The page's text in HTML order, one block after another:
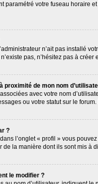
paramétré votre fuseau horaire
n’ait pas installé
pas, n’hésitez pas à
proximité de mon nom
avec votre nom
ou votre statut sur le
?
l’onglet « profil » vous
la manière dont ils sont mis à
le modifier ?